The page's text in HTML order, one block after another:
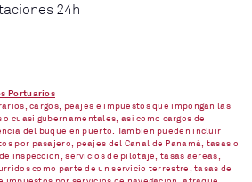
24h
Portuarios
cargos, peajes e impuestos que impongan las
cuasi gubernamentales, así como cargos de
del buque en puerto. También pueden incluir
por pasajero, peajes del Canal de Panamá, tasas o
inspección, servicios de pilotaje, tasas aéreas,
como parte de un servicio terrestre, tasas de